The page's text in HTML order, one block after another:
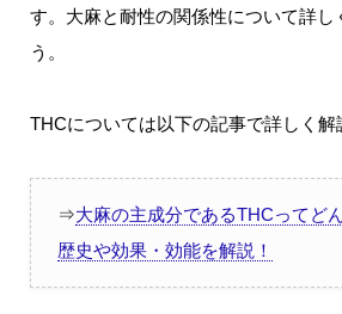
す。大麻と耐性の関係性について詳し
う。
THCについては以下の記事で詳しく解
⇒大麻の主成分であるTHCってど
歴史や効果・効能を解説！